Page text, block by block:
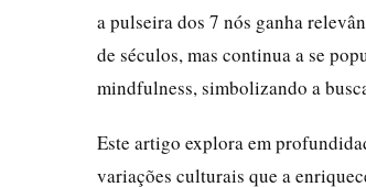
a pulseira dos 7 nós ganha
de séculos, mas continua a se
mindfulness, simbolizando a
Este artigo explora em
variações culturais que a